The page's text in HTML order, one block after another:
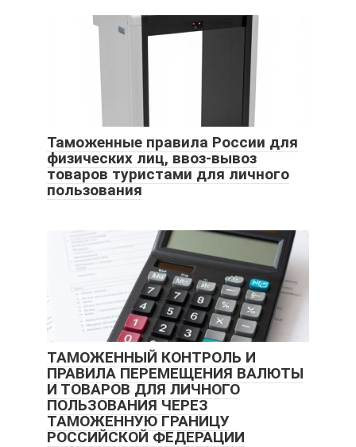
Таможенные правила России для
физических лиц, ввоз-вывоз
товаров туристами для личного
пользования
ТАМОЖЕННЫЙ КОНТРОЛЬ И
ПРАВИЛА ПЕРЕМЕЩЕНИЯ ВАЛЮТЫ
И ТОВАРОВ ДЛЯ ЛИЧНОГО
ПОЛЬЗОВАНИЯ ЧЕРЕЗ
ТАМОЖЕННУЮ ГРАНИЦУ
РОССИЙСКОЙ ФЕДЕРАЦИИ